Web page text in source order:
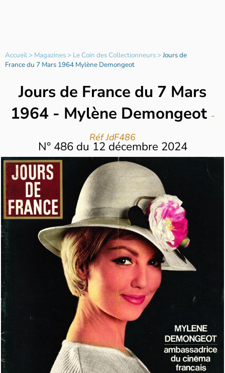
Accueil> Magazines> Le Coin des Collectionneurs>Jours de
France du 7 Mars 1964 Mylène Demongeot
Jours de France du 7 Mars
1964 - Mylène Demongeot -
Réf JdF486
N° 486du 12 décembre 2024